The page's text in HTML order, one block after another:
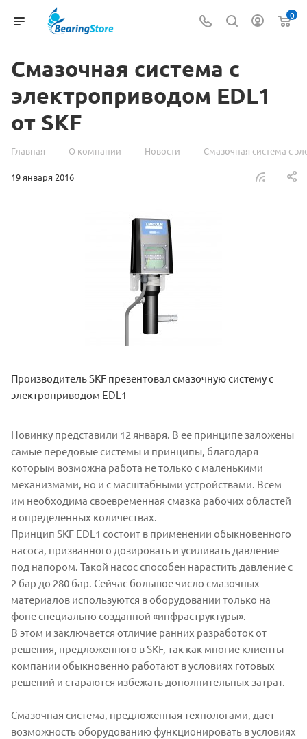
0
Смазочная система с
электроприводом EDL1
от SKF
Главная — О компании — Новости — Смазочная система с
19 января 2016
Производитель SKF презентовал смазочную систему с
электроприводом EDL1
Новинку представили 12 января. В ее принципе заложены
самые передовые системы и принципы, благодаря
которым возможна работа не только с маленькими
механизмами, но и с масштабными устройствами. Всем
им необходима своевременная смазка рабочих областей
в определенных количествах.
Принцип SKF EDL1 состоит в применении обыкновенного
насоса, призванного дозировать и усиливать давление
под напором. Такой насос способен нарастить давление с
2 бар до 280 бар. Сейчас большое число смазочных
материалов используются в оборудовании только на
фоне специально созданной «инфраструктуры».
В этом и заключается отличие ранних разработок от
решения, предложенного в SKF, так как многие клиенты
компании обыкновенно работают в условиях готовых
решений и стараются избежать дополнительных затрат.
Смазочная система, предложенная технологами, дает
возможность оборудованию функционировать в условиях